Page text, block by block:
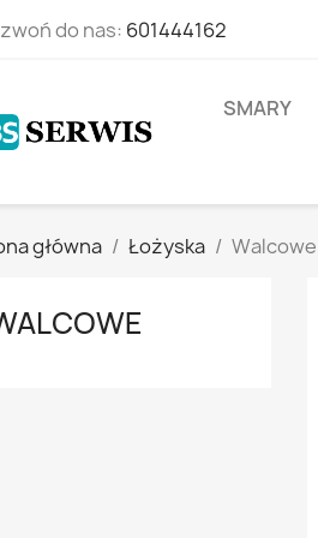
do nas: 601444162
SMARY
główna Łożyska Walcowe